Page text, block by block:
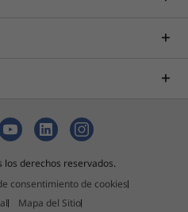
los derechos reservados.
consentimiento de cookies
Mapa del Sitio